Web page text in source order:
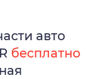
авто
бесплатно